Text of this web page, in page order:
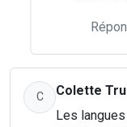
C Colette
Les